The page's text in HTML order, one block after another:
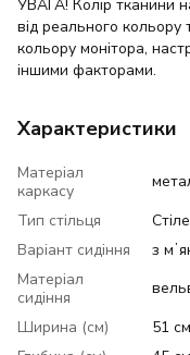
УВАГА! Колір тканини
від реального
кольору монітора,
іншими факторами.
Характеристики
Матеріал
каркасу
Тип стільця
Варіант сидіння
з
Матеріал
сидіння
Ширина (см)
51 см